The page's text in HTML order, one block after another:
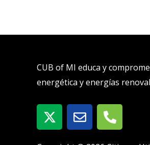
CUB of MI educa y
energética y energías
X
-
t
S
o
b
T
e
l